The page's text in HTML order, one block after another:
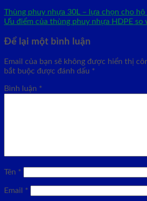
Thùng phuy nhựa 30L – lựa chọn cho
Ưu điểm của thùng phuy nhựa HDPE so
Để lại một bình luận
Email của bạn sẽ không được hiển thị
bắt buộc được đánh dấu *
Bình luận *
Tên *
Email *